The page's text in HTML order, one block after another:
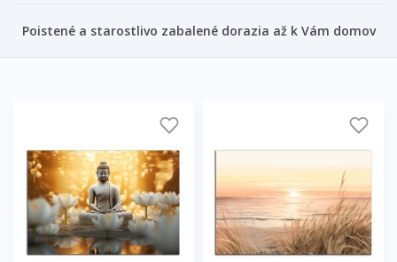
Poistené a starostlivo zabalené dorazia až k Vám domov